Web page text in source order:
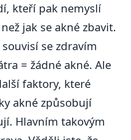
kteří pak nemyslí
jak se akné zbavit.
se zdravím
= žádné akné. Ale
faktory, které
akné způsobují
Hlavním takovým